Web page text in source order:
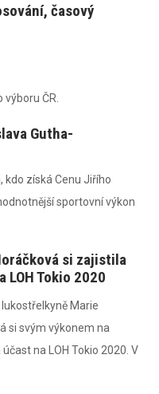
časový
ČR.
Gutha-
kdo získá Cenu Jiřího
sportovní výkon
si zajistila
LOH Tokio 2020
Marie
si svým výkonem na
na LOH Tokio 2020. V